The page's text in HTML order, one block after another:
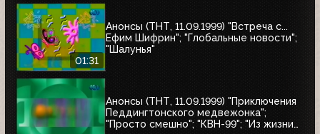
01:31
Анонсы (ТНТ, 11.09.1999) "Встреча с...
Ефим Шифрин"; "Глобальные новости";
"Шалунья"
Анонсы (ТНТ, 11.09.1999) "Приключения
Педдингтонского медвежонка";
"Просто смешно"; "КВН-99"; "Из жизни